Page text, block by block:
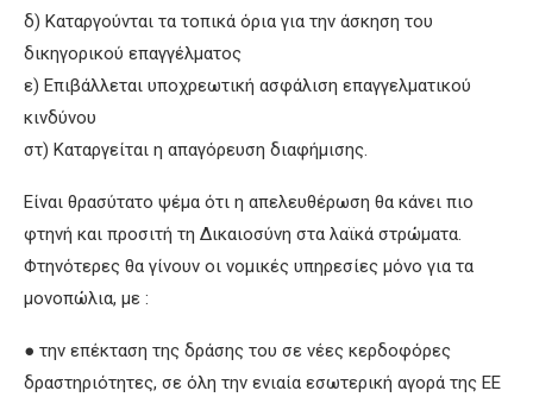
δ) Καταργούνται τα τοπικά όρια για την άσκηση του
δικηγορικού επαγγέλματος
ε) Επιβάλλεται υποχρεωτική ασφάλιση επαγγελματικού
κινδύνου
στ) Καταργείται η απαγόρευση διαφήμισης.
Είναι θρασύτατο ψέμα ότι η απελευθέρωση θα κάνει πιο
φτηνή και προσιτή τη Δικαιοσύνη στα λαϊκά στρώματα.
Φτηνότερες θα γίνουν οι νομικές υπηρεσίες μόνο για τα
μονοπώλια, με :
● την επέκταση της δράσης του σε νέες κερδοφόρες
δραστηριότητες, σε όλη την ενιαία εσωτερική αγορά της ΕΕ